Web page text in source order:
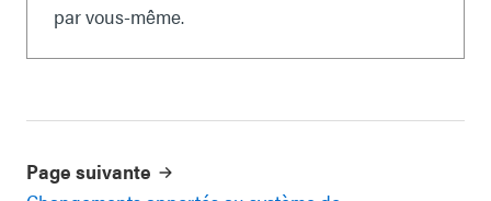
par vous-même.
Page suivante